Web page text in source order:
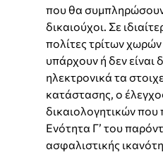
που θα συμπληρώσουν
δικαιούχοι. Σε
πολίτες τρίτων
υπάρχουν ή δεν είναι
ηλεκτρονικά τα
κατάστασης, ο
δικαιολογητικών
Ενότητα Γ’ του
ασφαλιστικής